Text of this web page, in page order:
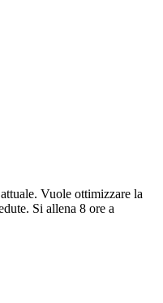
Vuole ottimizzare la
Si allena 8 ore a